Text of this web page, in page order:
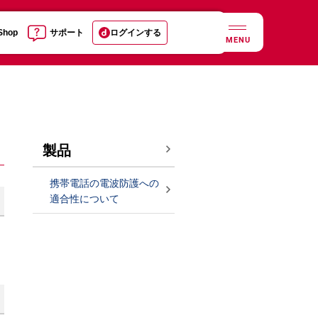
サポート ログインする
MENU
製品
携帯電話の電波防護への
適合性について